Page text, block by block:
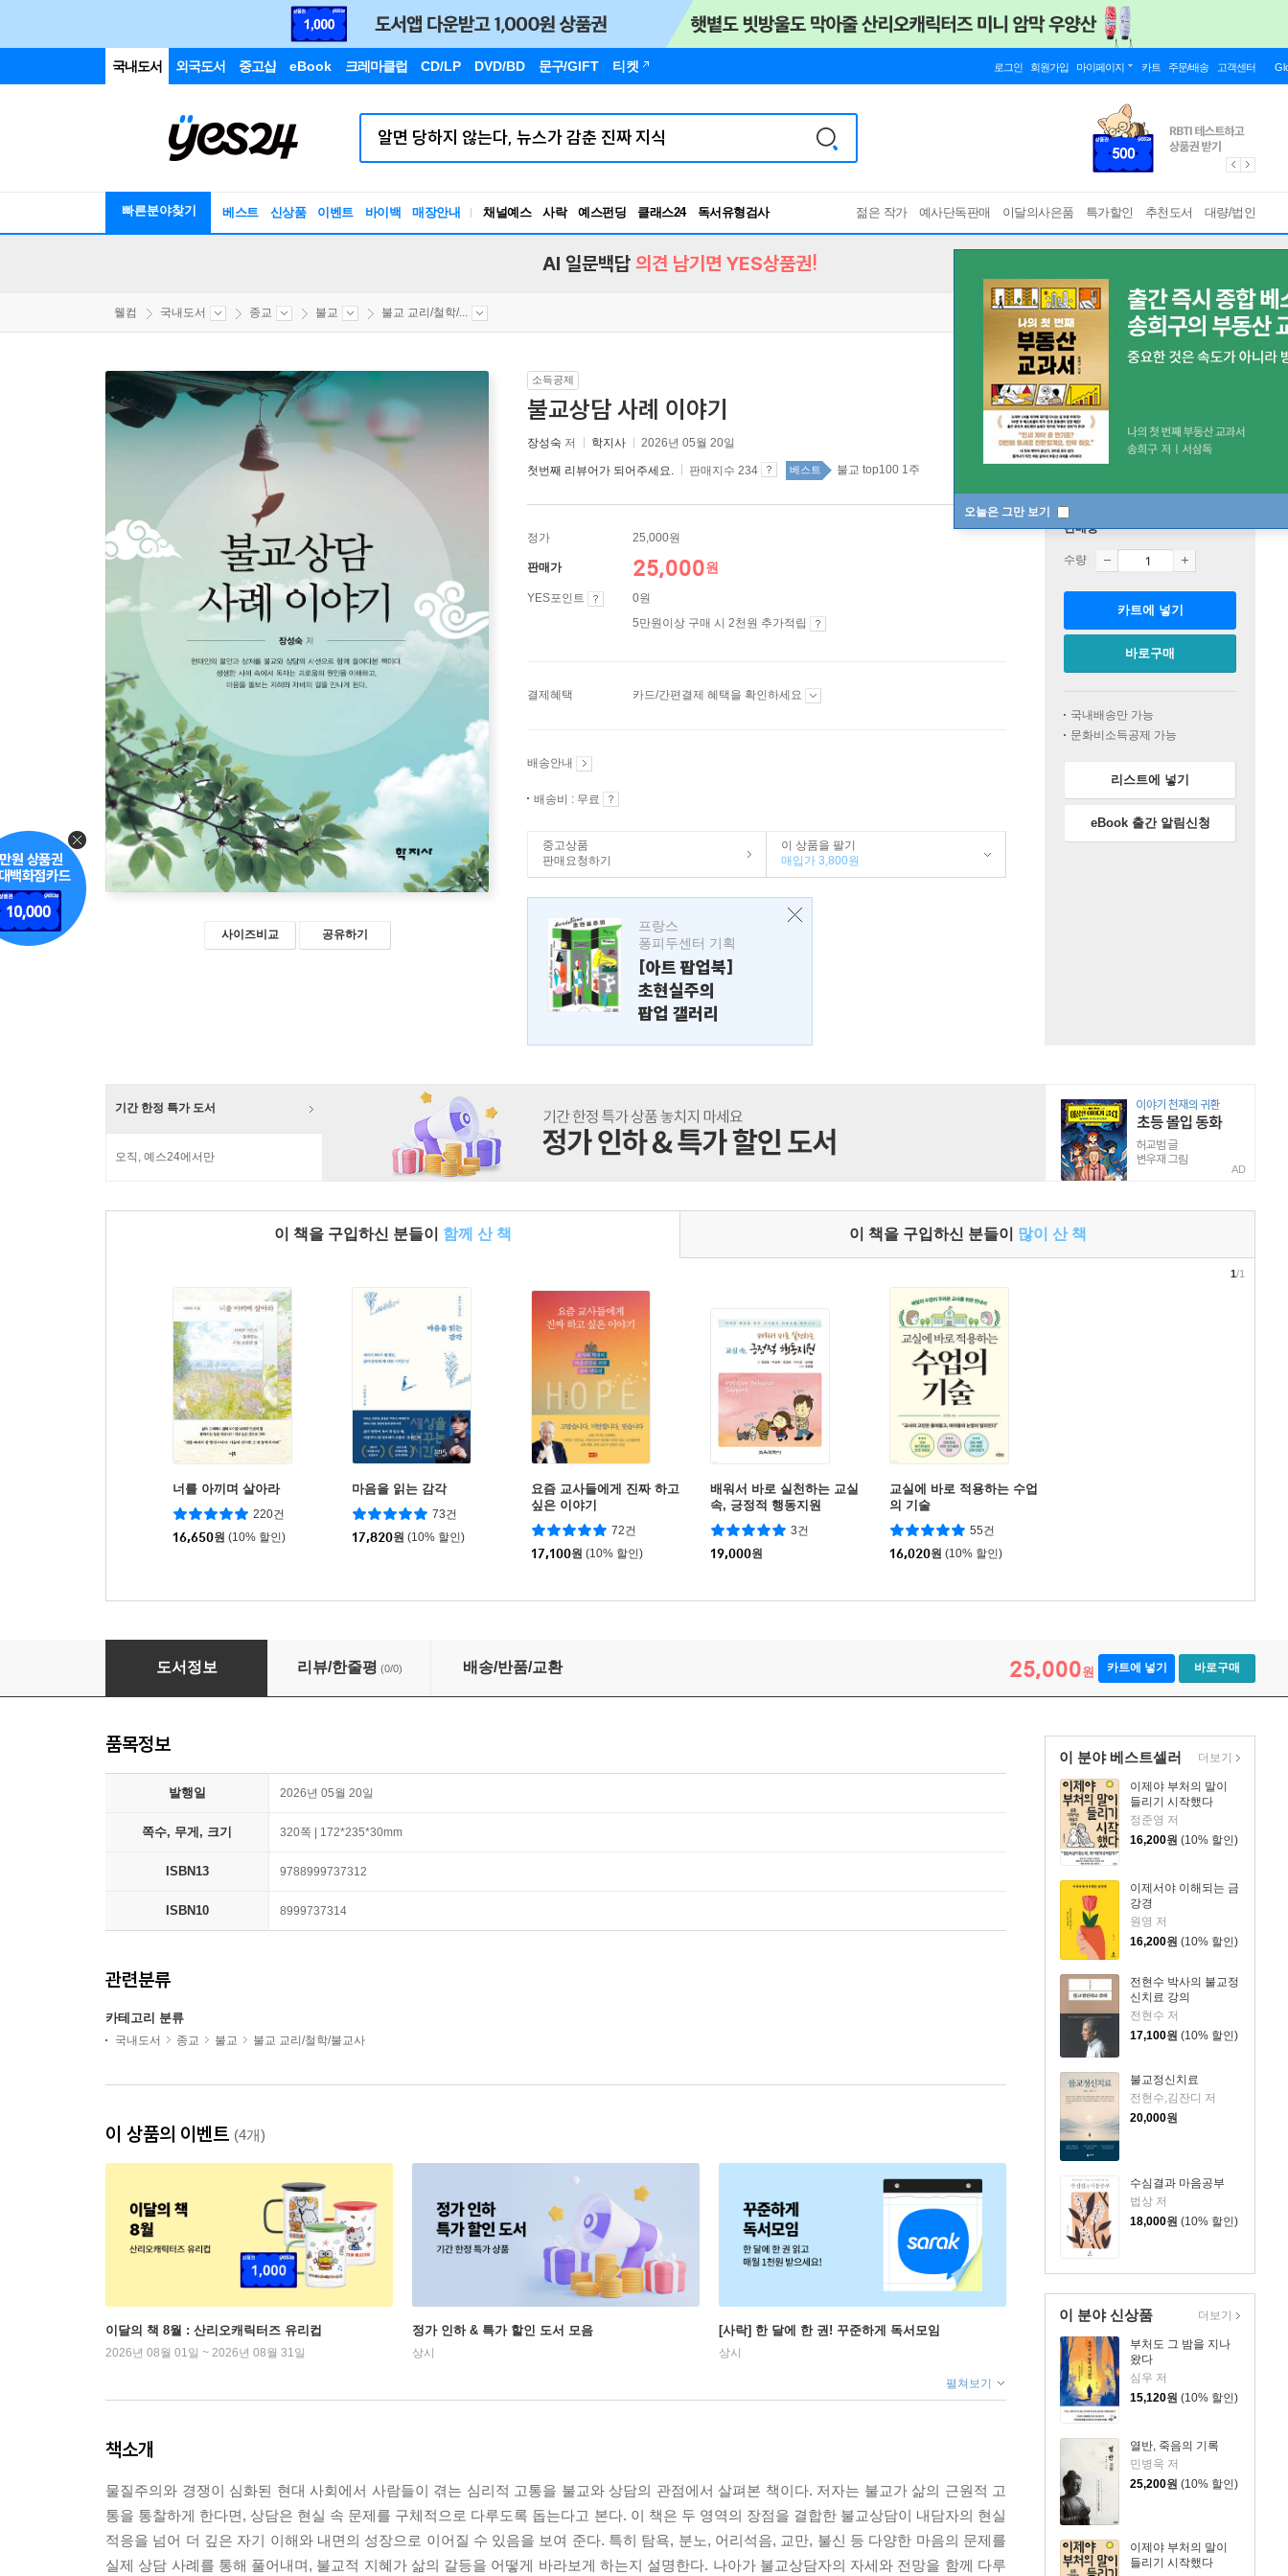
국내도서 외국도서 중고샵 eBook 크레마클럽 CD/LP DVD/BD 문구/GIFT 티켓 로그인 회원가입 마이페이지 카트 주문/배송 고객센터
빠른분야찾기 베스트 신상품 이벤트 바이백 매장안내 채널예스 사락 예스펀딩 클래스24
RBTI Lab
독서유형검사
젊은 작가 예사단독판매 이달의사은품 특가할인 추천도서 대량/법인
오늘은 그만 보기
AI 일문백답 의견 남기면 YES상품권!
웰컴 국내도서 종교 불교 불교 교리/철학/...
사이즈비교 공유하기
소득공제
불교상담 사례 이야기
장성숙 저 학지사 2026년 05월 20일
첫번째 리뷰어가 되어주세요. 판매지수 234 베스트 불교 top100 1주
정가 25,000원
판매가 25,000원
YES포인트
0원
5만원이상 구매 시 2천원 추가적립
결제혜택 카드/간편결제 혜택을 확인하세요
배송안내
배송비 : 무료
중고상품
판매요청하기
이 상품을 팔기
매입가 3,800원
프랑스
퐁피두센터 기획
[아트 팝업북]
초현실주의
팝업 갤러리
판매중
수량
카트에 넣기
바로구매
국내배송만 가능
문화비소득공제 가능
리스트에 넣기
eBook 출간 알림신청
기간 한정 특가 도서
오직, 예스24에서만
AD
이 책을 구입하신 분들이 함께 산 책 이 책을 구입하신 분들이 많이 산 책
너를 아끼며 살아라
220건
16,650원 (10% 할인)
마음을 읽는 감각
73건
17,820원 (10% 할인)
요즘 교사들에게 진짜 하고
싶은 이야기
72건
17,100원 (10% 할인)
배워서 바로 실천하는 교실
속, 긍정적 행동지원
3건
19,000원
교실에 바로 적용하는 수업
의 기술
55건
16,020원 (10% 할인)
1/1
불교상담 사례 이야기
도서정보 리뷰/한줄평 (0/0) 배송/반품/교환 25,000원 카트에 넣기 바로구매
이 분야 베스트셀러
이제야 부처의 말이
들리기 시작했다
정준영 저
16,200원 (10% 할인)
이제서야 이해되는 금
강경
원영 저
16,200원 (10% 할인)
전현수 박사의 불교정
신치료 강의
전현수 저
17,100원 (10% 할인)
불교정신치료
전현수,김잔디 저
20,000원
수심결과 마음공부
법상 저
18,000원 (10% 할인)
더보기
이 분야 신상품
부처도 그 밤을 지나
왔다
심우 저
15,120원 (10% 할인)
열반, 죽음의 기록
민병욱 저
25,200원 (10% 할인)
이제야 부처의 말이
들리기 시작했다
더보기
품목정보
발행일 2026년 05월 20일
쪽수, 무게, 크기 320쪽 | 172*235*30mm
ISBN13 9788999737312
ISBN10 8999737314
관련분류
카테고리 분류
국내도서 종교 불교 불교 교리/철학/불교사
이 상품의 이벤트 (4개)
이달의 책 8월 : 산리오캐릭터즈 유리컵
2026년 08월 01일 ~ 2026년 08월 31일
정가 인하 & 특가 할인 도서 모음
상시
[사락] 한 달에 한 권! 꾸준하게 독서모임
상시
펼쳐보기
책소개
물질주의와 경쟁이 심화된 현대 사회에서 사람들이 겪는 심리적 고통을 불교와 상담의 관점에서 살펴본 책이다. 저자는 불교가 삶의 근원적 고
통을 통찰하게 한다면, 상담은 현실 속 문제를 구체적으로 다루도록 돕는다고 본다. 이 책은 두 영역의 장점을 결합한 불교상담이 내담자의 현실
적응을 넘어 더 깊은 자기 이해와 내면의 성장으로 이어질 수 있음을 보여 준다. 특히 탐욕, 분노, 어리석음, 교만, 불신 등 다양한 마음의 문제를
실제 상담 사례를 통해 풀어내며, 불교적 지혜가 삶의 갈등을 어떻게 바라보게 하는지 설명한다. 나아가 불교상담자의 자세와 전망을 함께 다루